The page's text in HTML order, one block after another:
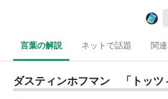
言葉の解説 ネットで話題 関
ダスティンホフマン 「トッツ